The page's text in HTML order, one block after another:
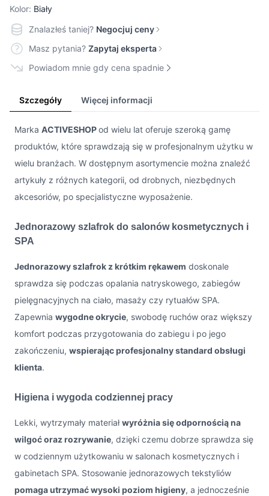
Kolor: Biały
Znalazłeś taniej? Negocjuj ceny
Masz pytania? Zapytaj eksperta
Powiadom mnie gdy cena spadnie
Szczegóły Więcej informacji
Marka ACTIVESHOPod wielu lat oferuje szeroką gamę
produktów, które sprawdzają się w profesjonalnym użytku w
wielu branżach. W dostępnym asortymencie można znaleźć
artykuły z różnych kategorii, od drobnych, niezbędnych
akcesoriów, po specjalistyczne wyposażenie.
Jednorazowy szlafrok do salonów kosmetycznych i
SPA
Jednorazowy szlafrok z krótkim rękawem doskonale
sprawdza się podczas opalania natryskowego, zabiegów
pielęgnacyjnych na ciało, masaży czy rytuałów SPA.
Zapewnia wygodne okrycie, swobodę ruchów oraz większy
komfort podczas przygotowania do zabiegu i po jego
zakończeniu, wspierając profesjonalny standard obsługi
klienta.
Higiena i wygoda codziennej pracy
Lekki, wytrzymały materiałwyróżnia się odpornością na
wilgoć oraz rozrywanie, dzięki czemu dobrze sprawdza się
w codziennym użytkowaniu w salonach kosmetycznych i
gabinetach SPA. Stosowanie jednorazowych tekstyliów
pomaga utrzymać wysoki poziom higieny, a jednocześnie